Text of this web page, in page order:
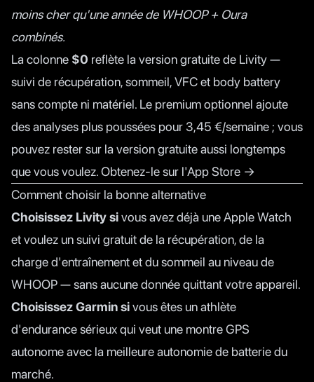
moins cher qu'une année de WHOOP + Oura
combinés.
La colonne $0 reflète la version gratuite de Livity —
suivi de récupération, sommeil, VFC et body battery
sans compte ni matériel. Le premium optionnel ajoute
des analyses plus poussées pour 3,45 €/semaine ; vous
pouvez rester sur la version gratuite aussi longtemps
que vous voulez.Obtenez-le sur l'App Store →
Comment choisir la bonne alternative
Choisissez Livity sivous avez déjà une Apple Watch
et voulez un suivi gratuit de la récupération, de la
charge d'entraînement et du sommeil au niveau de
WHOOP — sans aucune donnée quittant votre appareil.
Choisissez Garmin sivous êtes un athlète
d'endurance sérieux qui veut une montre GPS
autonome avec la meilleure autonomie de batterie du
marché.